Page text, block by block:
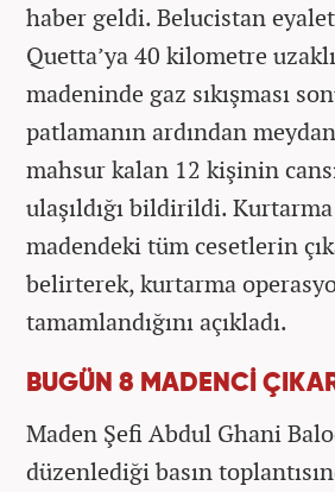
haber geldi. Belucistan
Quetta’ya 40 kilometre
madeninde gaz sıkışması
patlamanın ardından
mahsur kalan 12 kişinin
ulaşıldığı bildirildi.
madendeki tüm cesetlerin
belirterek, kurtarma
tamamlandığını açıkladı.
BUGÜN 8 MADENCİ
Maden Şefi Abdul Ghani
düzenlediği basın